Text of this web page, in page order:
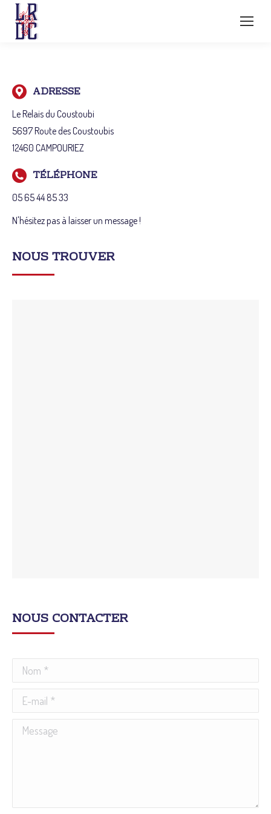
ADRESSE
Le Relais du Coustoubi
5697 Route des Coustoubis
12460 CAMPOURIEZ
TÉLÉPHONE
05 65 44 85 33
N'hésitez pas à laisser un message !
NOUS TROUVER
NOUS CONTACTER
Nom *
E-mail *
Message